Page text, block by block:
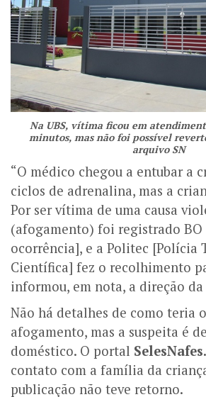
Na UBS, vítima ficou em
minutos, mas não foi possível
arquivo SN
“O médico chegou a entubar a
ciclos de adrenalina, mas a
Por ser vítima de uma causa
(afogamento) foi registrado
ocorrência], e a Politec [Polícia
Científica] fez o recolhimento
informou, em nota, a direção
Não há detalhes de como teria
afogamento, mas a suspeita é
doméstico. O portal
contato com a família da
publicação não teve retorno.